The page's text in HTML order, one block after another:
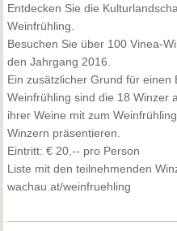
Entdecken Sie die
Weinfrühling.
Besuchen Sie über 100 Vinea-
den Jahrgang 2016.
Ein zusätzlicher Grund für einen
Weinfrühling sind die 18 Winzer
ihrer Weine mit zum
Winzern präsentieren.
Eintritt: € 20,-- pro Person
Liste mit den teilnehmenden
wachau.at/weinfruehling